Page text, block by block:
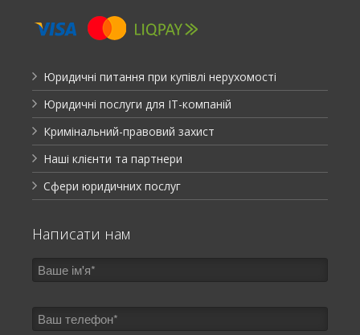
Юридичні питання при купівлі нерухомості
Юридичні послуги для ІТ-компаній
Кримінальний-правовий захист
Наші клієнти та партнери
Сфери юридичних послуг
Написати нам